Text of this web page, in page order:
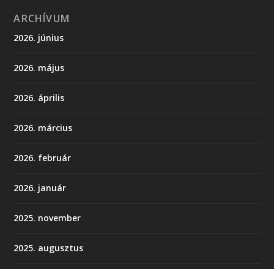
ARCHÍVUM
2026. június
2026. május
2026. április
2026. március
2026. február
2026. január
2025. november
2025. augusztus